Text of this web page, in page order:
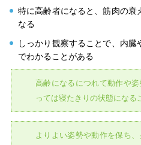
特に高齢者になると、筋肉の衰
なる
しっかり観察することで、内
でわかることがある
高齢になるにつれて動作や
っては寝たきりの状態になる
よりよい姿勢や動作を保ち